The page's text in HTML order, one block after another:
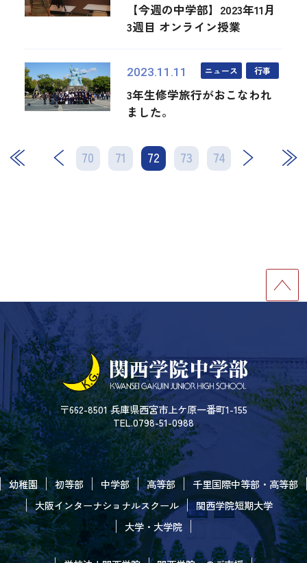
【今週の中学部】2023年11月
3週目 オンライン授業
2023.11.11 ニュース 行事
3年生修学旅行がおこなわれ
ました。
70 71 72 73 74
次 最後
〒662-8501 兵庫県西宮市上ケ原一番町1-155
TEL.0798-51-0988
幼稚園 初等部 中学部 高等部
千里国際中等部・高等部
大阪インターナショナルスクール
関西学院短期大学
大学・大学院